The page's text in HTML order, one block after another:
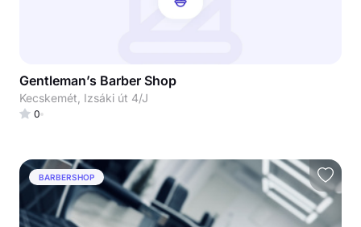
Gentleman’s Barber Shop
Kecskemét, Izsáki út 4/J
0
BARBERSHOP